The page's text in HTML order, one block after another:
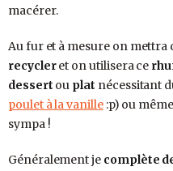
macérer.
Au fur et à mesure on mettra
recycleret on utilisera ce
dessert ou plat nécessitant
poulet à la vanille:p) ou
sympa !
Généralement je complète